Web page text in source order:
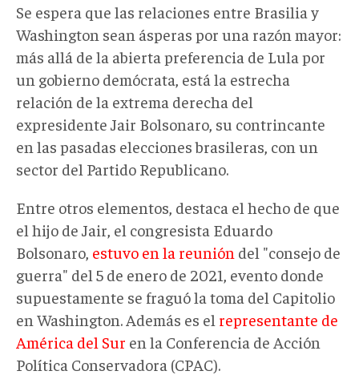
Se espera que las relaciones entre Brasilia y
Washington sean ásperas por una razón mayor:
más allá de la abierta preferencia de Lula por
un gobierno demócrata, está la estrecha
relación de la extrema derecha del
expresidente Jair Bolsonaro, su contrincante
en las pasadas elecciones brasileras, con un
sector del Partido Republicano.
Entre otros elementos, destaca el hecho de que
el hijo de Jair, el congresista Eduardo
Bolsonaro, estuvo en la reunión del "consejo de
guerra" del 5 de enero de 2021, evento donde
supuestamente se fraguó la toma del Capitolio
en Washington. Además es el representante de
América del Sur en la Conferencia de Acción
Política Conservadora (CPAC).